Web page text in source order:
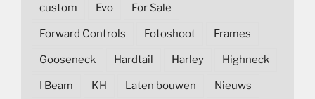
custom Evo For Sale
Forward Controls Fotoshoot Frames
Gooseneck Hardtail Harley Highneck
I Beam KH Laten bouwen Nieuws